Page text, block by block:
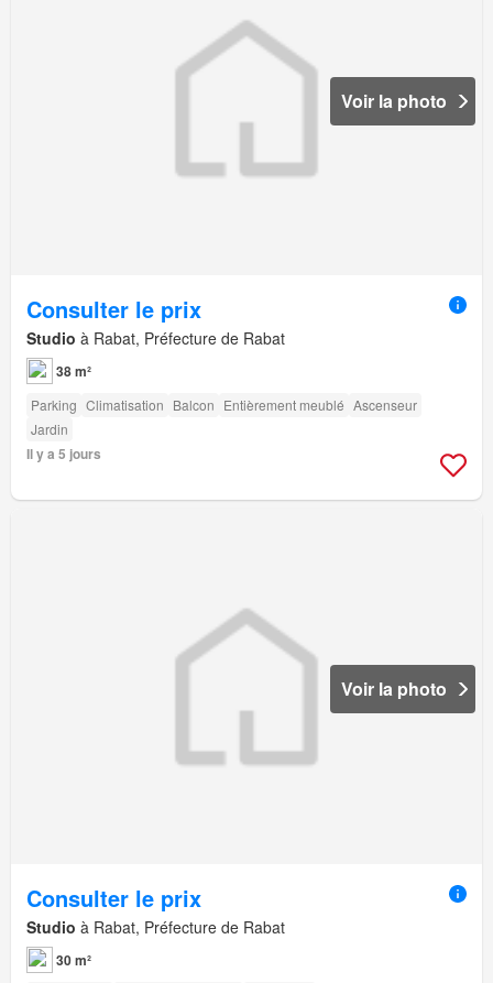
Voir la photo
Consulter le prix
Studio à Rabat, Préfecture de Rabat
38 m²
Parking Climatisation Balcon Entièrement meublé Ascenseur
Jardin
Il y a 5 jours
Voir la photo
Consulter le prix
Studio à Rabat, Préfecture de Rabat
30 m²